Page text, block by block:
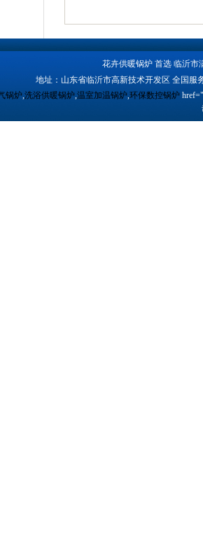
花卉供暖锅炉 首选 临沂市
地址：山东省临沂市高新技术开发区 全国服
锅炉,洗浴供暖锅炉,温室加温锅炉,环保数控锅炉